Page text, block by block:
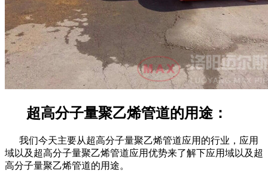
超高分子量聚乙烯管道的用途：
我们今天主要从超高分子量聚乙烯管道应用的行业， 应用
域以及超高分子量聚乙烯管道应用优势来了解下应用域以及超
高分子量聚乙烯管道的用途。